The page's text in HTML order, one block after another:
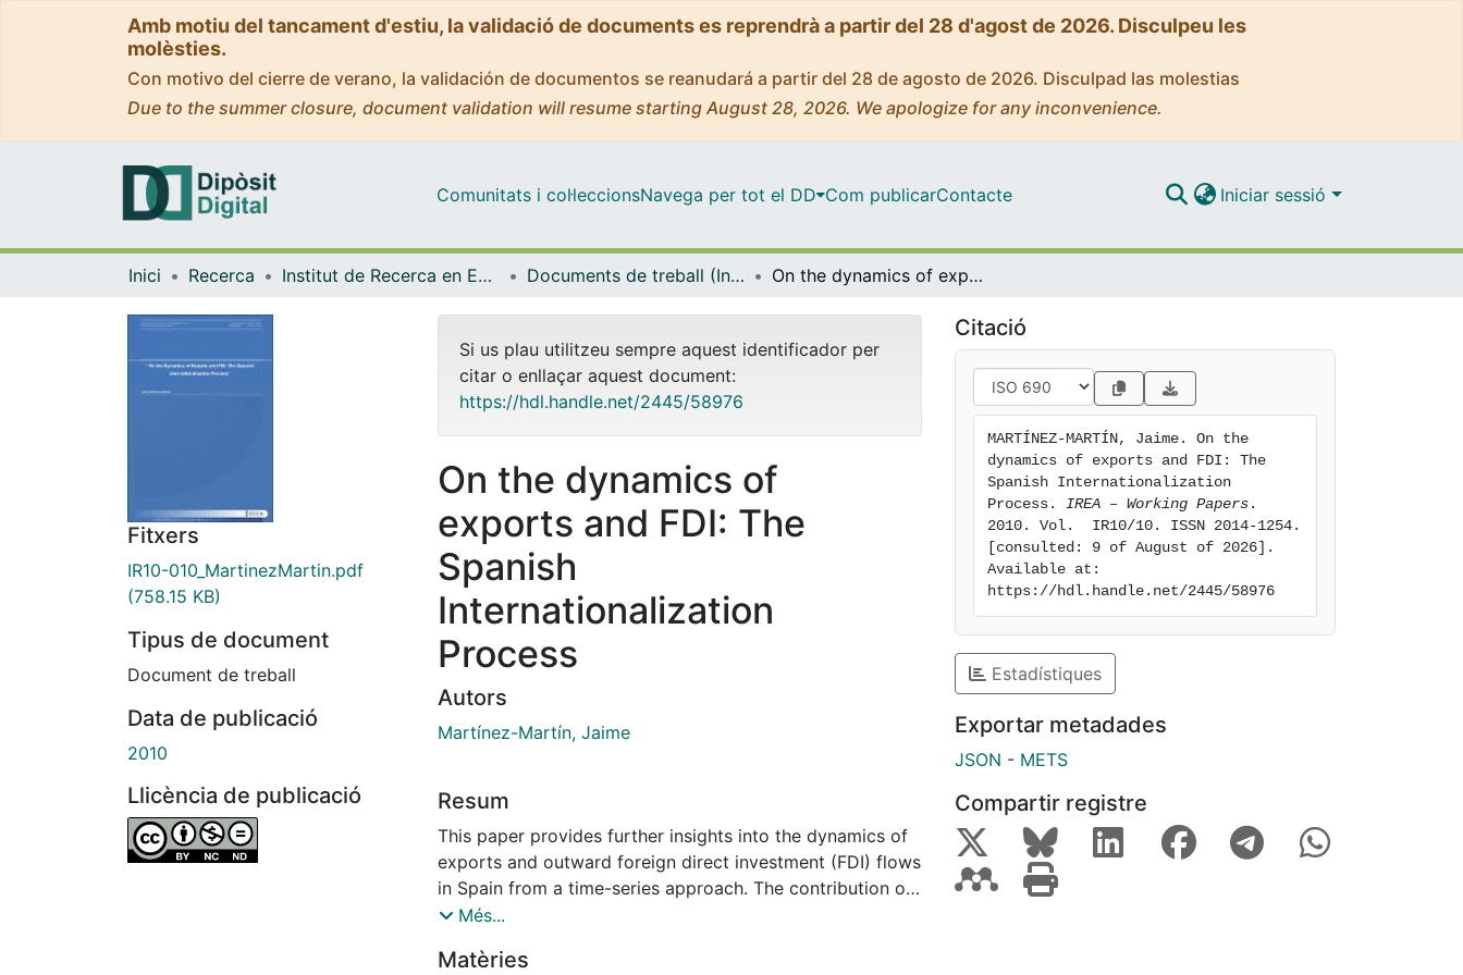
Amb motiu del tancament d'estiu, la validació de documents es reprendrà a partir del 28 d'agost de 2026. Disculpeu les
molèsties.
Con motivo del cierre de verano, la validación de documentos se reanudará a partir del 28 de agosto de 2026. Disculpad las molestias
Due to the summer closure, document validation will resume starting August 28, 2026. We apologize for any inconvenience.
Comunitats i col·leccionsNavega per tot el DD Com publicarContacte Iniciar sessió
Inici Recerca Institut de Recerca en Economia Aplicada Regional i Pública (IREA) Documents de treball (Institut de Recerca en Economia Aplicada Regional i Pública (IREA)) On the dynamics of exports and FDI: The Spanish Internationalization Process
Fitxers
IR10-010_MartinezMartin.pdf
(758.15 KB)
Tipus de document
Document de treball
Data de publicació
2010
Llicència de publicació
Si us plau utilitzeu sempre aquest identificador per
citar o enllaçar aquest document:
https://hdl.handle.net/2445/58976
On the dynamics of
exports and FDI: The
Spanish
Internationalization
Process
Autors
Martínez-Martín, Jaime
Resum
This paper provides further insights into the dynamics of
exports and outward foreign direct investment (FDI) flows
in Spain from a time-series approach. The contribution of
the paper is twofold: 1) the existence of either substitution
outward investments and exports is empirically tested
Més...
Matèries
Citació
MARTÍNEZ-MARTÍN, Jaime. On the
dynamics of exports and FDI: The
Spanish Internationalization
Process. IREA – Working Papers .
2010. Vol.  IR10/10. ISSN 2014-1254.
[consulted: 9 of August of 2026].
Available at:
https://hdl.handle.net/2445/58976
Estadístiques
Exportar metadades
JSON - METS
Compartir registre